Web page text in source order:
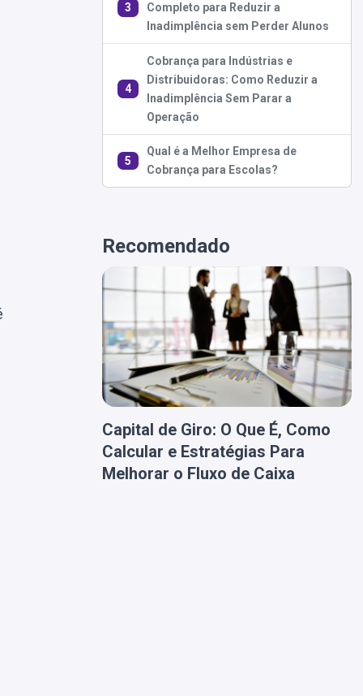
3
Completo para Reduzir a
Inadimplência sem Perder Alunos
4
Cobrança para Indústrias e
Distribuidoras: Como Reduzir a
Inadimplência Sem Parar a
Operação
5
Qual é a Melhor Empresa de
Cobrança para Escolas?
Recomendado
Capital de Giro: O Que É, Como
Calcular e Estratégias Para
Melhorar o Fluxo de Caixa